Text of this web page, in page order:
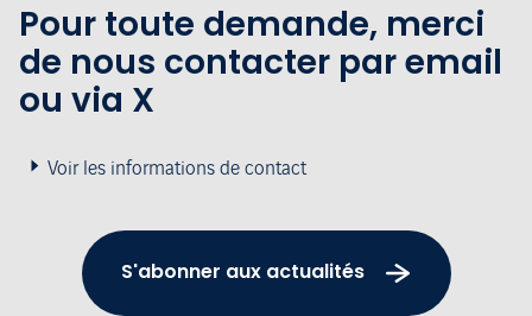
Pour toute demande, merci
de nous contacter par email
ou via X
Voir les informations de contact
S'abonner aux actualités